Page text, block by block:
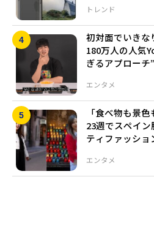
トレンド
エンタメ
初対面でいき
180万人の人気
ぎるアプローチ
エンタメ
「食べ物も景
23週でスペイ
ティファッショ